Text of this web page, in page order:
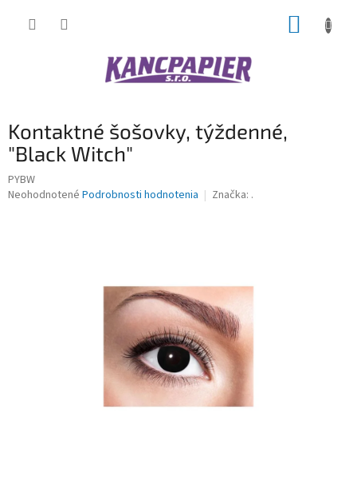
Kontaktné šošovky, týždenné,
"Black Witch"
PYBW
Priemerné
Neohodnotené Podrobnosti hodnotenia Značka: .